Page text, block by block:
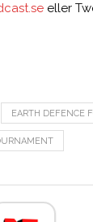
eller
EARTH DEFENCE